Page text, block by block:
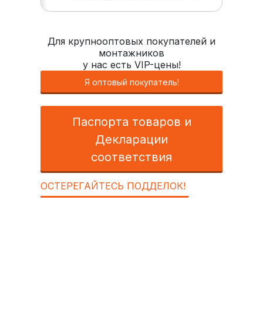
Для крупнооптовых покупателей и
монтажников
у нас есть VIP-цены!
Я оптовый покупатель!
Паспорта товаров и
Декларации
соответствия
ОСТЕРЕГАЙТЕСЬ ПОДДЕЛОК!